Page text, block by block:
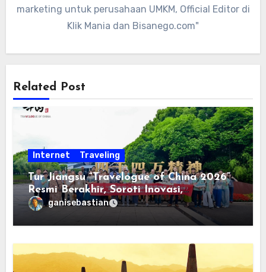
marketing untuk perusahaan UMKM, Official Editor di
Klik Mania dan Bisanego.com"
Related Post
Internet Traveling
Tur Jiangsu “Travelogue of China 2026”
Resmi Berakhir, Soroti Inovasi,
Keterbukaan, dan Pembangunan
Berorientasi pada Masyarakat
ganisebastian